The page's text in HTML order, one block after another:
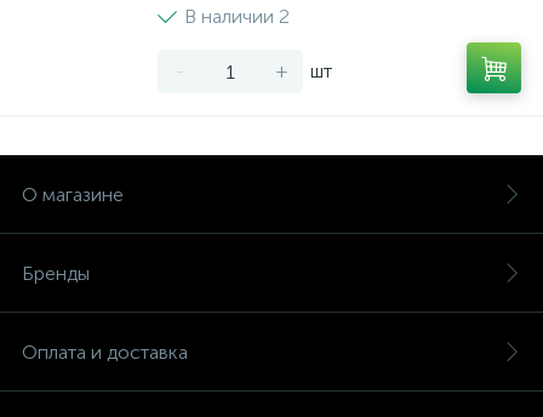
В наличии 2
- + шт
О магазине
Бренды
Оплата и доставка